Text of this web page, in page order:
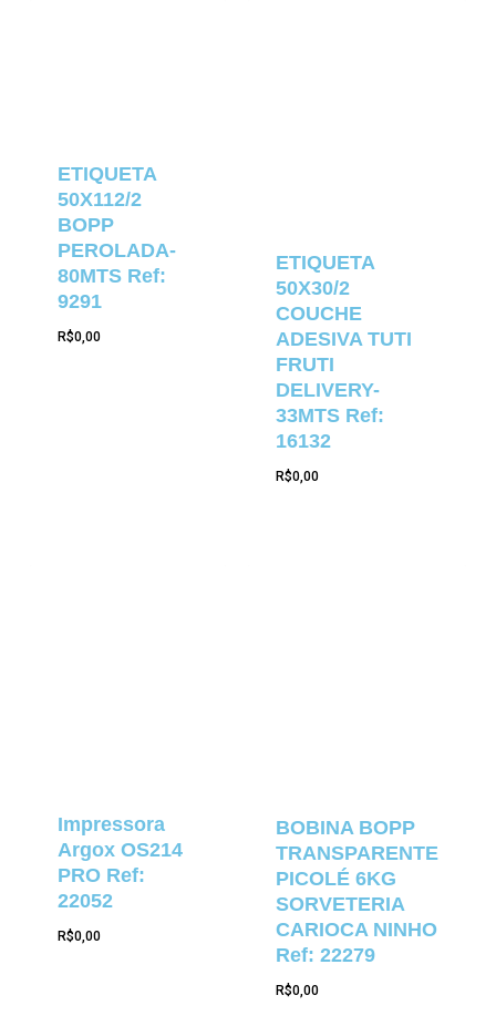
ETIQUETA
50X112/2
BOPP
PEROLADA-
80MTS Ref:
9291
R$0,00
ETIQUETA
50X30/2
COUCHE
ADESIVA TUTI
FRUTI
DELIVERY-
33MTS Ref:
16132
R$0,00
Impressora
Argox OS214
PRO Ref:
22052
R$0,00
BOBINA BOPP
TRANSPARENTE
PICOLÉ 6KG
SORVETERIA
CARIOCA NINHO
Ref: 22279
R$0,00